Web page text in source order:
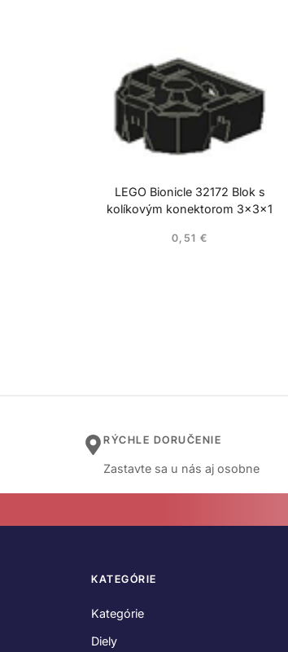
LEGO Bionicle 32172 Blok s
kolíkovým konektorom 3x3x1
0,51€
RÝCHLE DORUČENIE
Zastavte sa u nás aj osobne
KATEGÓRIE
Kategórie
Diely